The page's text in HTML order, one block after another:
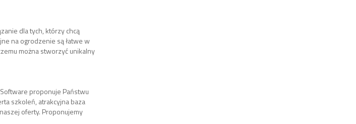
dla tych, którzy chcą
na ogrodzenie są łatwe w
można stworzyć unikalny
proponuje Państwu
szkoleń, atrakcyjna baza
oferty. Proponujemy